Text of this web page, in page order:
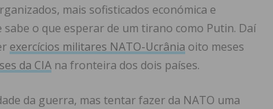
mais sofisticados económica e
o que esperar de um tirano como Putin. Daí
exercícios militares NATO-Ucrânia oito meses
da CIA na fronteira dos dois países.
da guerra, mas tentar fazer da NATO uma